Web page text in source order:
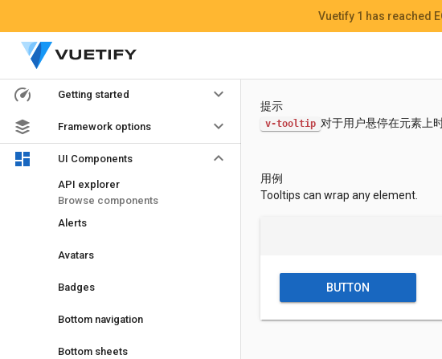
Getting started keyboard_arrow_down
Framework options keyboard_arrow_down
UI Components keyboard_arrow_down
API explorer
Browse components
Alerts
Avatars
Badges
Bottom navigation
Bottom sheets
提示
v-tooltip 对于用户悬停在元素上
用例
Tooltips can wrap any element.
BUTTON
Vuetify 1 has reached